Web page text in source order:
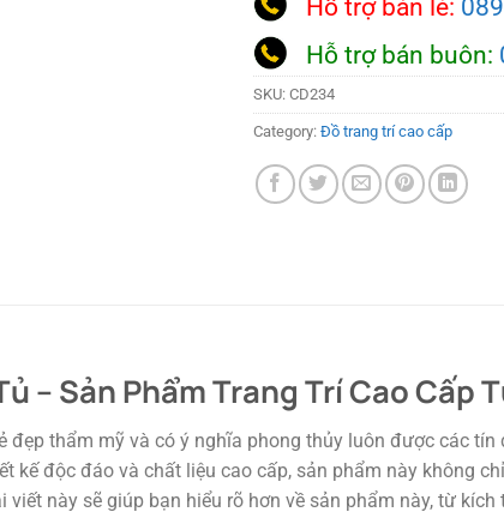
Hỗ trợ bán lẻ:
Hỗ trợ bán buôn:
SKU: CD234
Category: Đồ trang trí cao cấp
– Sản Phẩm Trang Trí Cao Cấp
đẹp thẩm mỹ và có ý nghĩa phong thủy luôn được các
kế độc đáo và chất liệu cao cấp, sản phẩm này không
này sẽ giúp bạn hiểu rõ hơn về sản phẩm này, từ